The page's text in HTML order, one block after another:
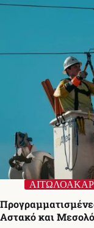
κόστισε
100.000
ευρώ
σε
ηλικιωμένη
Αστακό και